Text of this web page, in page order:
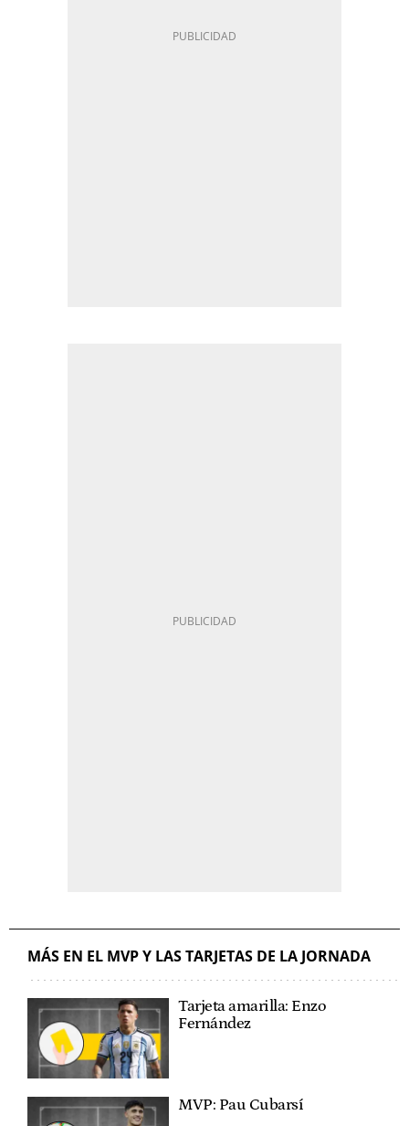
MÁS EN EL MVP Y LAS TARJETAS DE LA JORNADA
Tarjeta amarilla: Enzo
Fernández
MVP: Pau Cubarsí